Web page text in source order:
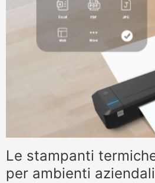
Le stampanti
per ambienti